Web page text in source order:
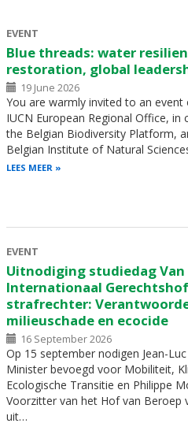
EVENT
Blue threads: water
restoration, global
19 June 2026
You are warmly invited to an event
IUCN European Regional Office, in
the Belgian Biodiversity Platform,
Belgian Institute of Natural
LEES MEER
EVENT
Uitnodiging studiedag
Internationaal
strafrechter:
milieuschade en ecocide
16 September 2026
Op 15 september nodigen Jean-
Minister bevoegd voor Mobiliteit,
Ecologische Transitie en Philippe
Voorzitter van het Hof van Beroep
uit…